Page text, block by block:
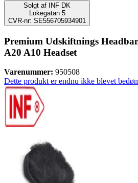
Solgt af
INF DK
Lokegatan 5
CVR-nr: SE556705934901
Premium Udskiftnings
A20 A10 Headset
Varenummer: 950508
Dette produkt er endnu ikke blevet